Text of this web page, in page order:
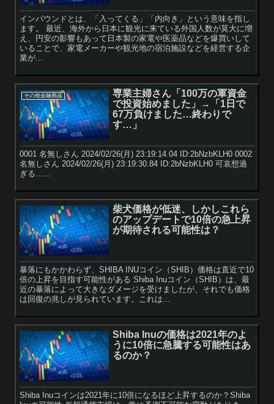
インバウンドとは、「入ってくる」「内向き」という意味を指し
ます。 最近、海外から日本に観光に来ている外国人数が莫大に増
え、円安の影響もあって日本製の家電や医薬品などを爆買いして
いることで、家電メーカーや観光地の宿泊施設などを経営する企
業が...
その他金融商品
専業主婦さん「100万の軍資金
で投資始めました」→「1日で
67万負けました…終わりで
す…」
0001 名無しさん 2024/02/26(月) 23:19:14.04 ID:2bNzbKLH0 0002
名無しさん 2024/02/26(月) 23:19:30.84 ID:2bNzbKLH0 可哀想過
ぎる…...
柴犬価格が低迷、しかしこれら
のアップデートで10倍の急上昇
が期待される可能性は？
暴落にもかかわらず、SHIBA INUコイン（SHIB）価格は直近で10
倍の上昇を目指す可能性がある Shiba Inuコイン（SHIB）は、最
近の暴落によって大きなダメージを受けましたが、それでも価格
は回復の兆しが見られています。これは...
Shiba Inuの価格は2021年のよ
うに10倍に急騰する可能性はあ
るのか？
Shiba Inuコインは2021年に10倍になるほど上昇するのか？Shiba